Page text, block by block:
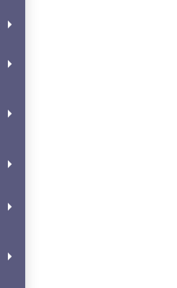
arrow_right
arrow_right
arrow_right
arrow_right
arrow_right
arrow_right